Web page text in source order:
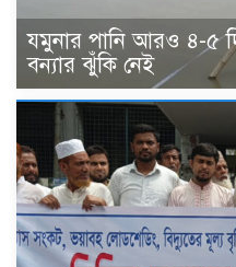
যমুনার পানি আরও ৪-৫
বন্যার ঝুঁকি নেই